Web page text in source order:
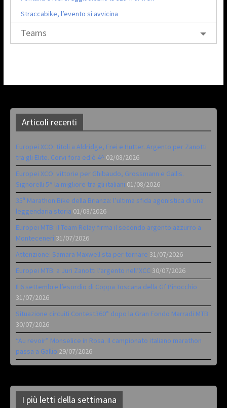
Straccabike, l’evento si avvicina
Teams
Articoli recenti
Europei XCO: titoli a Aldridge, Frei e Hutter. Argento per Zanotti
tra gli Elite. Corvi fora ed è 4^ 02/08/2026
Europei XCO: vittorie per Ghibaudo, Grossmann e Gallis.
Signorelli 5^ la migliore tra gli italiani 01/08/2026
35ª Marathon Bike della Brianza: l’ultima sfida agonistica di una
leggendaria storia 01/08/2026
Europei MTB: il Team Relay firma il secondo argento azzurro a
Monteceneri 31/07/2026
Attenzione: Samara Maxwell sta per tornare 31/07/2026
Europei MTB: a Juri Zanotti l’argento nell’XCC 30/07/2026
Il 6 settembre l’esordio di Coppa Toscana della Gf Pinocchio
31/07/2026
Situazione circuiti Contest360° dopo la Gran Fondo Marradi MTB
30/07/2026
“Au revoir” Monselice in Rosa. Il campionato italiano marathon
passa a Gallio 29/07/2026
I più letti della settimana